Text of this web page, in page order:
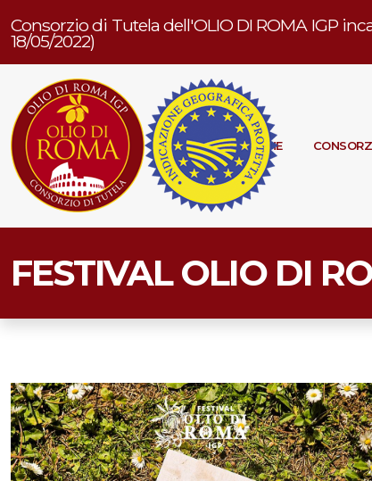
Consorzio di Tutela dell'OLIO DI ROMA IGP
18/05/2022)
HOME
FESTIVAL OLIO DI